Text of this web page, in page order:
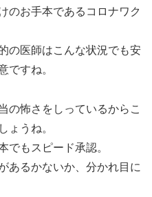
のお手本であるコロナワク
の医師はこんな状況でも安
ですね。
の怖さをしっているからこ
ょうね。
でもスピード承認。
あるかないか、分かれ目に